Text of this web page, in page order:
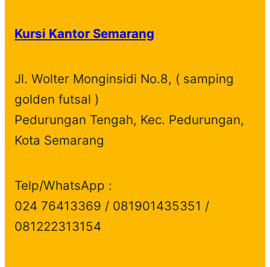
Kursi Kantor Semarang
Jl. Wolter Monginsidi No.8, ( samping
golden futsal )
Pedurungan Tengah, Kec. Pedurungan,
Kota Semarang
Telp/WhatsApp :
024 76413369 / 081901435351 /
081222313154